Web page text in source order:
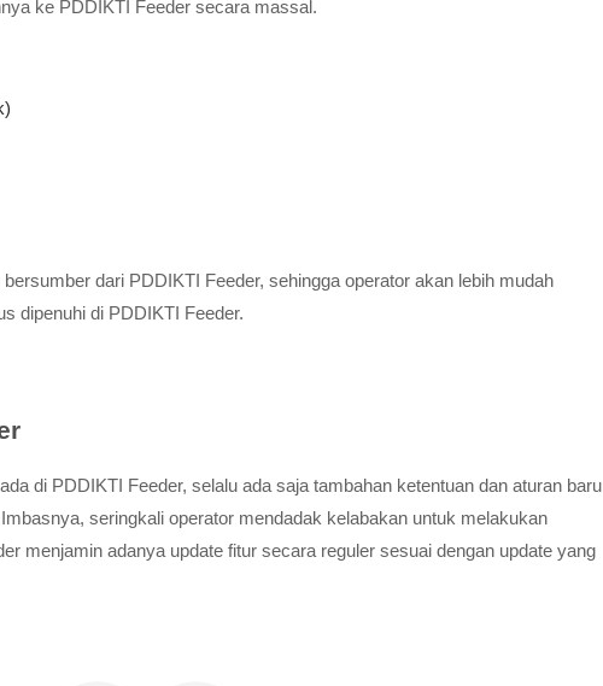
ke PDDIKTI Feeder secara massal.
dari PDDIKTI Feeder, sehingga operator akan lebih mudah
dipenuhi di PDDIKTI Feeder.
di PDDIKTI Feeder, selalu ada saja tambahan ketentuan dan aturan baru
seringkali operator mendadak kelabakan untuk melakukan
menjamin adanya update fitur secara reguler sesuai dengan update yang